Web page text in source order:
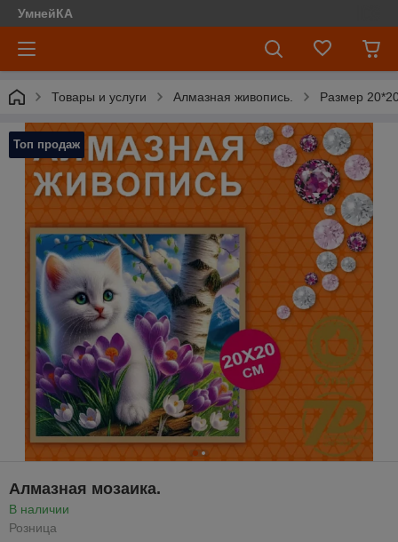
УмнейКА
Товары и услуги Алмазная живопись. Размер
Топ продаж
Алмазная мозаика.
В наличии
Розница